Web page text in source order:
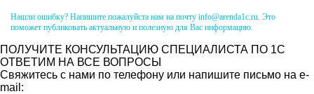
Нашли ошибку? Напишите пожалуйста нам на почту info@arenda1c.ru. Это
поможет публиковать актуальную и полезную для Вас информацию.
ПОЛУЧИТЕ КОНСУЛЬТАЦИЮ СПЕЦИАЛИСТА ПО 1С
ОТВЕТИМ НА ВСЕ ВОПРОСЫ
Свяжитесь с нами по телефону или напишите письмо на e-
mail: